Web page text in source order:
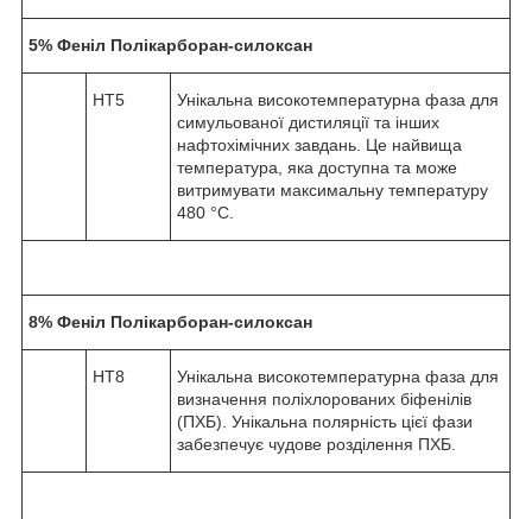
5% Феніл Полікарборан-силоксан
HT5
Унікальна високотемпературна фаза для
симульованої дистиляції та інших
нафтохімічних завдань. Це найвища
температура, яка доступна та може
витримувати максимальну температуру
480 °C.
8% Феніл Полікарборан-силоксан
HT8
Унікальна високотемпературна фаза для
визначення поліхлорованих біфенілів
(ПХБ). Унікальна полярність цієї фази
забезпечує чудове розділення ПХБ.